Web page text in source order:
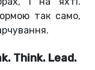
так само,
Think. Lead.